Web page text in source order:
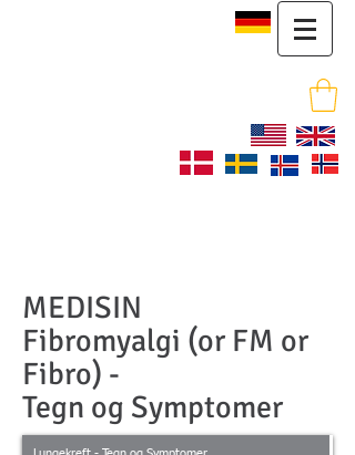
MEDISIN
Fibromyalgi (or FM or
Fibro) -
Tegn og Symptomer